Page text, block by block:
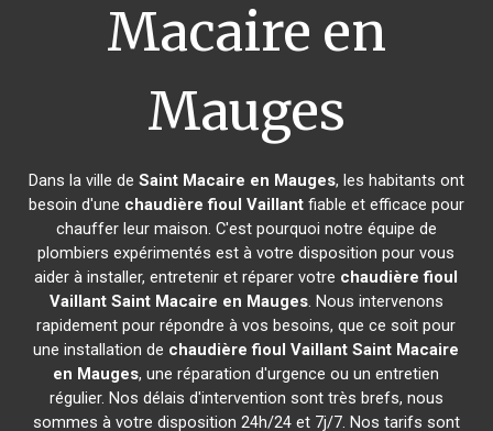
Macaire en
Mauges
Dans la ville de Saint Macaire en Mauges, les habitants ont
besoin d'une chaudière fioul Vaillantfiable et efficace pour
chauffer leur maison. C'est pourquoi notre équipe de
plombiers expérimentés est à votre disposition pour vous
aider à installer, entretenir et réparer votre chaudière fioul
Vaillant Saint Macaire en Mauges. Nous intervenons
rapidement pour répondre à vos besoins, que ce soit pour
une installation de chaudière fioul Vaillant Saint Macaire
en Mauges, une réparation d'urgence ou un entretien
régulier. Nos délais d'intervention sont très brefs, nous
sommes à votre disposition 24h/24 et 7j/7. Nos tarifs sont